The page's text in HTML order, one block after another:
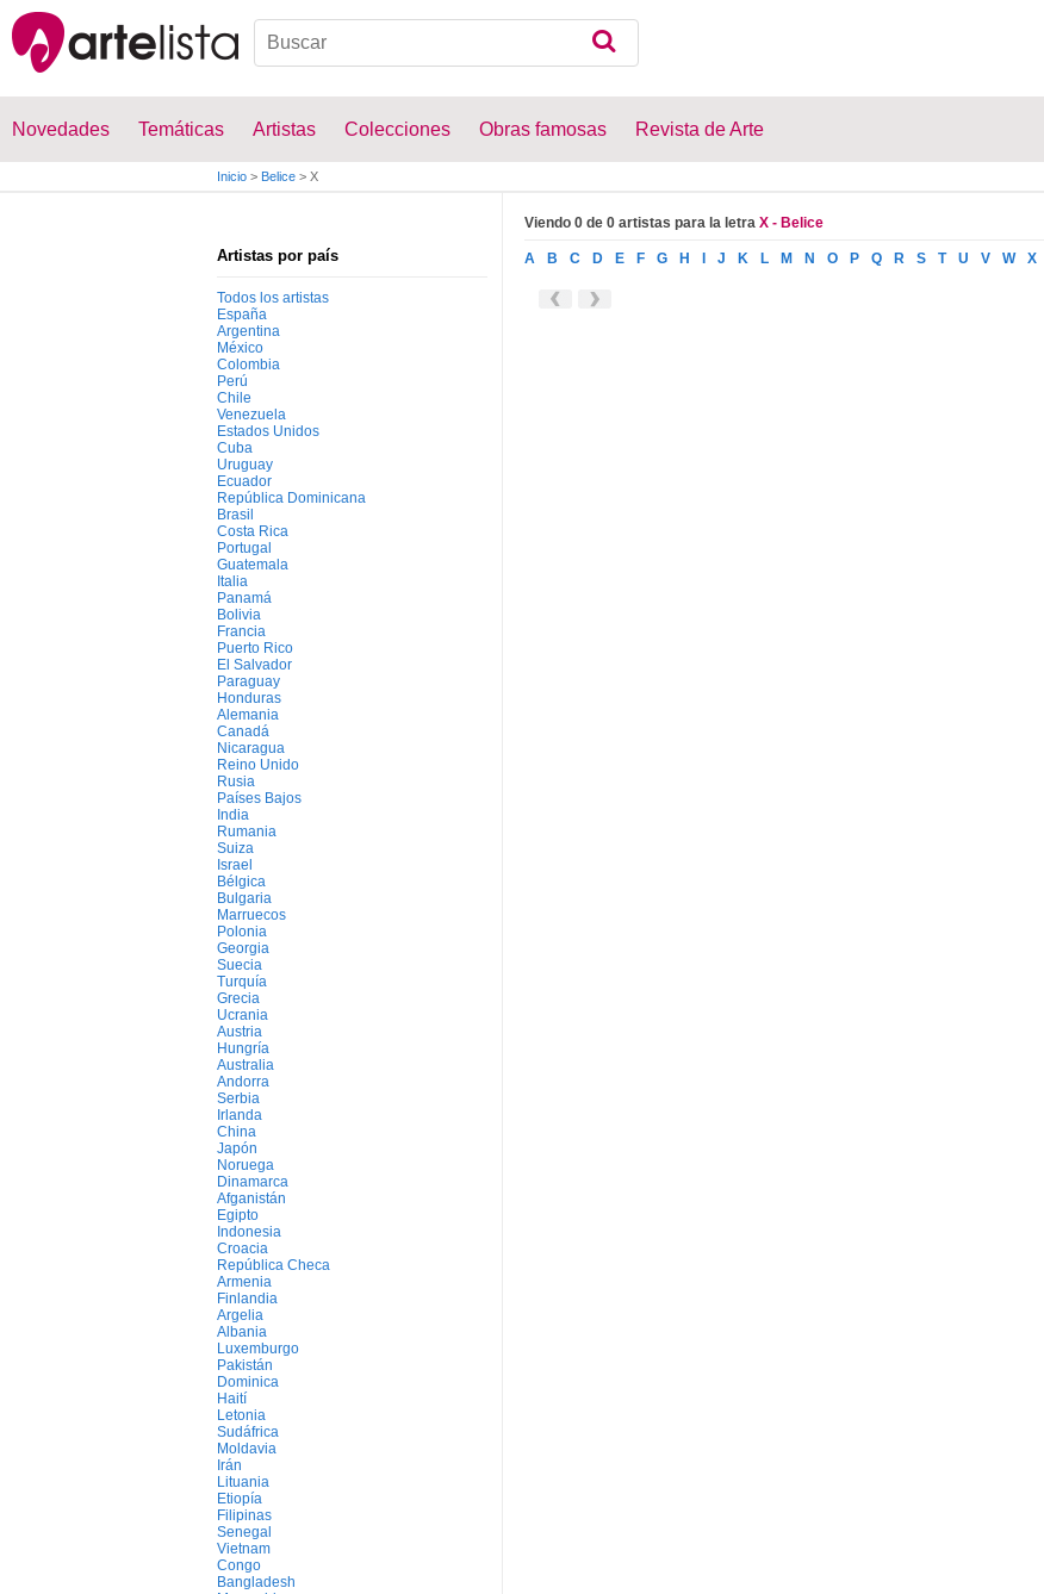
Novedades Temáticas Artistas Colecciones Obras famosas Revista de Arte
Inicio > Belice > X
Artistas por país
Todos los artistas
España
Argentina
México
Colombia
Perú
Chile
Venezuela
Estados Unidos
Cuba
Uruguay
Ecuador
República Dominicana
Brasil
Costa Rica
Portugal
Guatemala
Italia
Panamá
Bolivia
Francia
Puerto Rico
El Salvador
Paraguay
Honduras
Alemania
Canadá
Nicaragua
Reino Unido
Rusia
Países Bajos
India
Rumania
Suiza
Israel
Bélgica
Bulgaria
Marruecos
Polonia
Georgia
Suecia
Turquía
Grecia
Ucrania
Austria
Hungría
Australia
Andorra
Serbia
Irlanda
China
Japón
Noruega
Dinamarca
Afganistán
Egipto
Indonesia
Croacia
República Checa
Armenia
Finlandia
Argelia
Albania
Luxemburgo
Pakistán
Dominica
Haití
Letonia
Sudáfrica
Moldavia
Irán
Lituania
Etiopía
Filipinas
Senegal
Vietnam
Congo
Bangladesh
Viendo 0 de 0 artistas para la letra X - Belice
A B C D E F G H J K L M N O P Q R S T U V W X